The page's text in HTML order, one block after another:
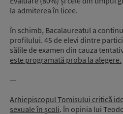
la admiterea în licee.
În schimb, Bacalaureatul a
profilului. 45 de elevi dintre
sălile de examen din cauza
este programată proba la alegere.
—
Arhiepiscopul Tomisului critică
sexuale în școli. În opinia lui